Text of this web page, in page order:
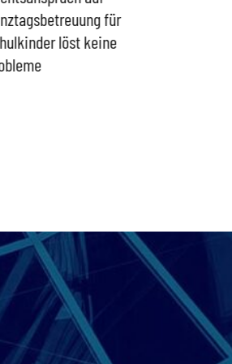
für
löst keine